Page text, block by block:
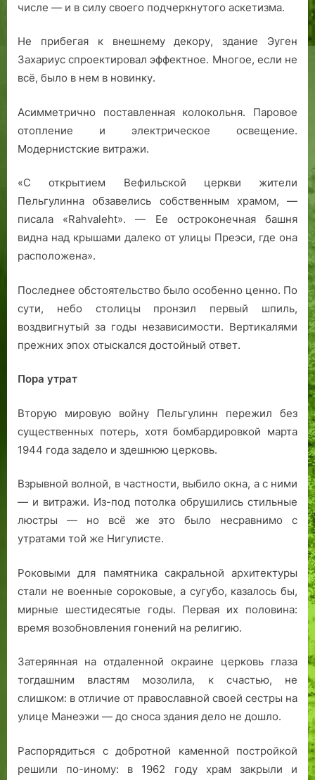
числе — и в силу своего подчеркнутого аскетизма.
Не прибегая к внешнему декору, здание Эуген
Захариус спроектировал эффектное. Многое, если не
всё, было в нем в новинку.
Асимметрично поставленная колокольня. Паровое
отопление и электрическое освещение.
Модернистские витражи.
«С открытием Вефильской церкви жители
Пельгулинна обзавелись собственным храмом, —
писала «Rahvaleht». — Ее остроконечная башня
видна над крышами далеко от улицы Преэси, где она
расположена».
Последнее обстоятельство было особенно ценно. По
сути, небо столицы пронзил первый шпиль,
воздвигнутый за годы независимости. Вертикалями
прежних эпох отыскался достойный ответ.
Пора утрат
Вторую мировую войну Пельгулинн пережил без
существенных потерь, хотя бомбардировкой марта
1944 года задело и здешнюю церковь.
Взрывной волной, в частности, выбило окна, а с ними
— и витражи. Из-под потолка обрушились стильные
люстры — но всё же это было несравнимо с
утратами той же Нигулисте.
Роковыми для памятника сакральной архитектуры
стали не военные сороковые, а сугубо, казалось бы,
мирные шестидесятые годы. Первая их половина:
время возобновления гонений на религию.
Затерянная на отдаленной окраине церковь глаза
тогдашним властям мозолила, к счастью, не
слишком: в отличие от православной своей сестры на
улице Манеэжи — до сноса здания дело не дошло.
Распорядиться с добротной каменной постройкой
решили по-иному: в 1962 году храм закрыли и